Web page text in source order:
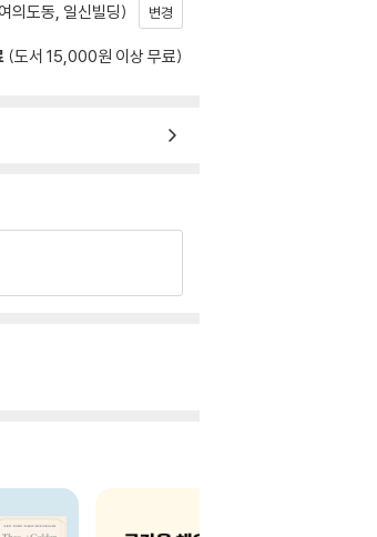
의도동, 일신빌딩) 변경
(도서 15,000원 이상 무료)